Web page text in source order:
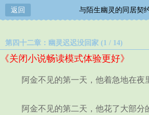
返回 与陌生幽灵的同居契
第四十二章：幽灵迟迟没回家 (1 / 14)
《关闭小说畅读模式体验更好》
阿金不见的第一天，他着急地在夜
阿金不见的第二天，他花了大部分